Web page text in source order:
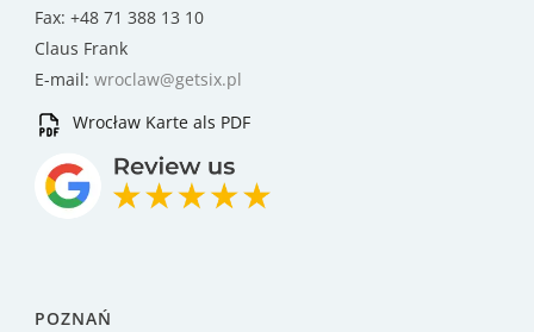
Fax: +48 71 388 13 10
Claus Frank
E-mail: wroclaw@getsix.pl
Wrocław Karte als PDF
POZNAŃ